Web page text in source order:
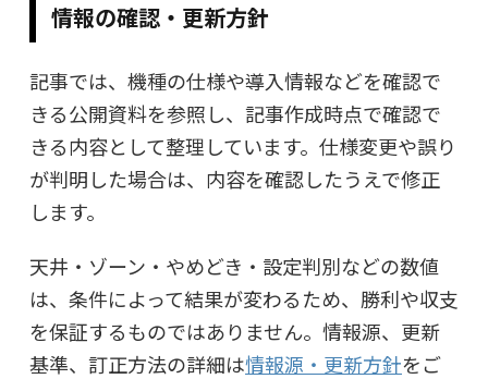
情報の確認・更新方針
記事では、機種の仕様や導入情報などを確認で
きる公開資料を参照し、記事作成時点で確認で
きる内容として整理しています。仕様変更や誤り
が判明した場合は、内容を確認したうえで修正
します。
天井・ゾーン・やめどき・設定判別などの数値
は、条件によって結果が変わるため、勝利や収支
を保証するものではありません。情報源、更新
基準、訂正方法の詳細は情報源・更新方針をご